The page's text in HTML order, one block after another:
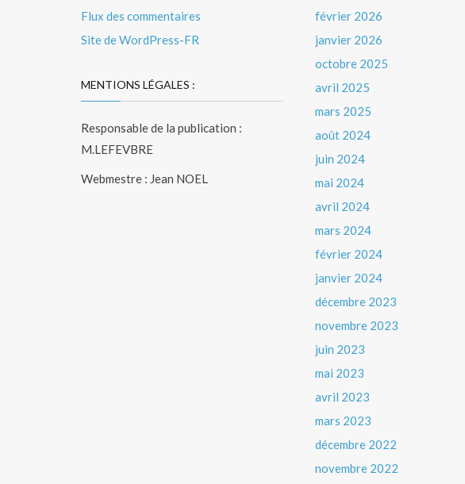
Flux des commentaires
Site de WordPress-FR
MENTIONS LÉGALES :
Responsable de la publication :
M.LEFEVBRE
Webmestre : Jean NOEL
février 2026
janvier 2026
octobre 2025
avril 2025
mars 2025
août 2024
juin 2024
mai 2024
avril 2024
mars 2024
février 2024
janvier 2024
décembre 2023
novembre 2023
juin 2023
mai 2023
avril 2023
mars 2023
décembre 2022
novembre 2022